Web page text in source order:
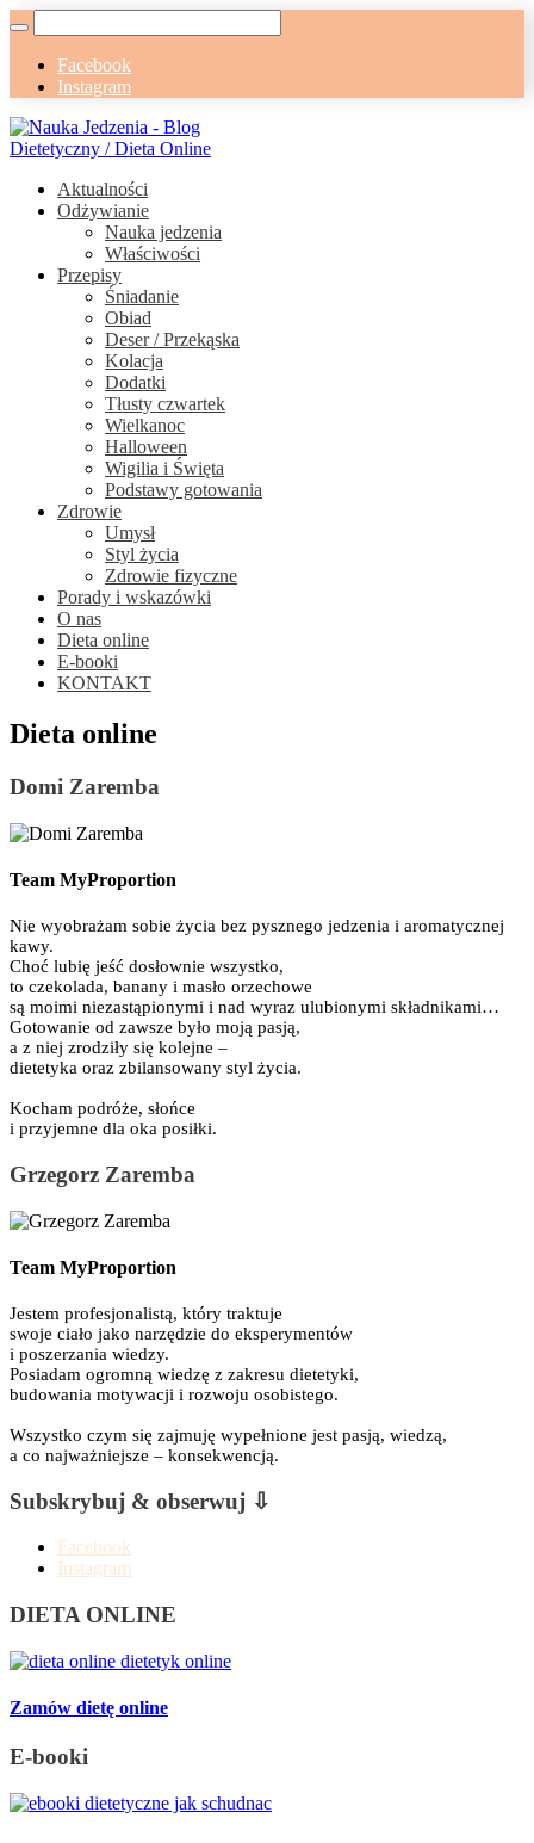
Facebook
Instagram
Aktualności
Odżywianie
Nauka jedzenia
Właściwości
Przepisy
Śniadanie
Obiad
Deser / Przekąska
Kolacja
Dodatki
Tłusty czwartek
Wielkanoc
Halloween
Wigilia i Święta
Podstawy gotowania
Zdrowie
Umysł
Styl życia
Zdrowie fizyczne
Porady i wskazówki
O nas
Dieta online
E-booki
KONTAKT
Dieta online
Domi Zaremba
Team MyProportion
Nie wyobrażam sobie życia bez pysznego jedzenia i aromatycznej
kawy.
Choć lubię jeść dosłownie wszystko,
to czekolada, banany i masło orzechowe
są moimi niezastąpionymi i nad wyraz ulubionymi składnikami…
Gotowanie od zawsze było moją pasją,
a z niej zrodziły się kolejne –
dietetyka oraz zbilansowany styl życia.
Kocham podróże, słońce
i przyjemne dla oka posiłki.
Grzegorz Zaremba
Team MyProportion
Jestem profesjonalistą, który traktuje
swoje ciało jako narzędzie do eksperymentów
i poszerzania wiedzy.
Posiadam ogromną wiedzę z zakresu dietetyki,
budowania motywacji i rozwoju osobistego.
Wszystko czym się zajmuję wypełnione jest pasją, wiedzą,
a co najważniejsze – konsekwencją.
Subskrybuj & obserwuj ⇩
Facebook
Instagram
DIETA ONLINE
Zamów dietę online
E-booki